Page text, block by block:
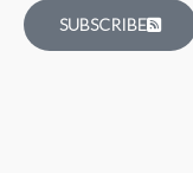
SUBSCRIBE